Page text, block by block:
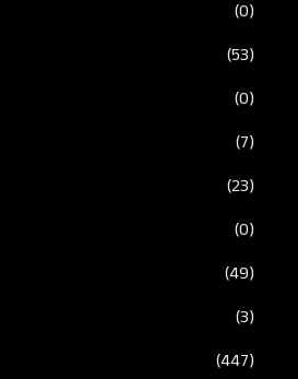
(0)
(53)
(0)
(7)
(23)
(0)
(49)
(3)
(447)